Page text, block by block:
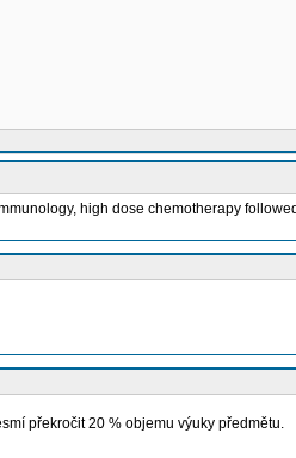
high dose chemotherapy
překročit 20 % objemu výuky předmětu.